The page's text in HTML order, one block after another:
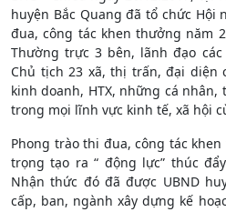
huyện Bắc Quang đã tổ chức
đua, công tác khen thưởng năm
Thường trực 3 bên, lãnh đạo
Chủ tịch 23 xã, thị trấn, đại diện
kinh doanh, HTX, những cá
trong mọi lĩnh vực kinh tế, xã hội
Phong trào thi đua, công tác
trọng tạo ra “ động lực” thúc
Nhận thức đó đã được UBND
cấp, ban, ngành xây dựng kế